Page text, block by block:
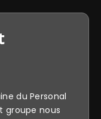
du Personal
groupe nous